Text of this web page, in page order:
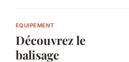
EQUIPEMENT
Découvrez le
balisage